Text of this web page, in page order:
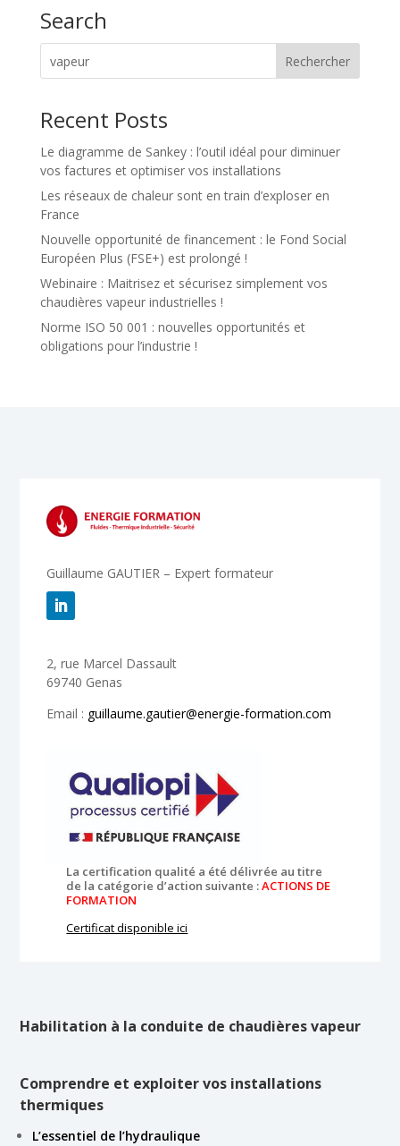
Search
Recent Posts
Le diagramme de Sankey : l’outil idéal pour diminuer
vos factures et optimiser vos installations
Les réseaux de chaleur sont en train d’exploser en
France
Nouvelle opportunité de financement : le Fond Social
Européen Plus (FSE+) est prolongé !
Webinaire : Maitrisez et sécurisez simplement vos
chaudières vapeur industrielles !
Norme ISO 50 001 : nouvelles opportunités et
obligations pour l’industrie !
Guillaume GAUTIER – Expert formateur
2, rue Marcel Dassault
69740 Genas
Email : guillaume.gautier@energie-formation.com
La certification qualité a été délivrée au titre
de la catégorie d’action suivante :ACTIONS DE
FORMATION
Certificat disponible ici
Habilitation à la conduite de chaudières vapeur
Comprendre et exploiter vos installations
thermiques
L’essentiel de l’hydraulique